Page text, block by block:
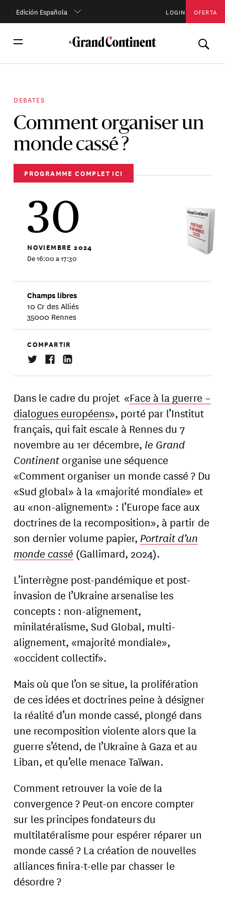
Edición Española LOGIN OFERTA
DEBATES
Comment organiser un
monde cassé ?
PROGRAMME COMPLET ICI
30
NOVIEMBRE 2024
De 16:00 a 17:30
Champs libres
10 Cr des Alliés
35000 Rennes
COMPARTIR
Dans le cadre du projet «Face à la guerre –
dialogues européens», porté par l’Institut
français, qui fait escale à Rennes du 7
novembre au 1er décembre, le Grand
Continent organise une séquence
«Comment organiser un monde cassé ? Du
«Sud global» à la «majorité mondiale» et
au «non-alignement» : l’Europe face aux
doctrines de la recomposition», à partir de
son dernier volume papier, Portrait d’un
monde cassé (Gallimard, 2024).
L’interrègne post-pandémique et post-
invasion de l’Ukraine arsenalise les
concepts : non-alignement,
minilatéralisme, Sud Global, multi-
alignement, «majorité mondiale»,
«occident collectif».
Mais où que l’on se situe, la prolifération
de ces idées et doctrines peine à désigner
la réalité d’un monde cassé, plongé dans
une recomposition violente alors que la
guerre s’étend, de l’Ukraine à Gaza et au
Liban, et qu’elle menace Taïwan.
Comment retrouver la voie de la
convergence ? Peut-on encore compter
sur les principes fondateurs du
multilatéralisme pour espérer réparer un
monde cassé ? La création de nouvelles
alliances finira-t-elle par chasser le
désordre ?